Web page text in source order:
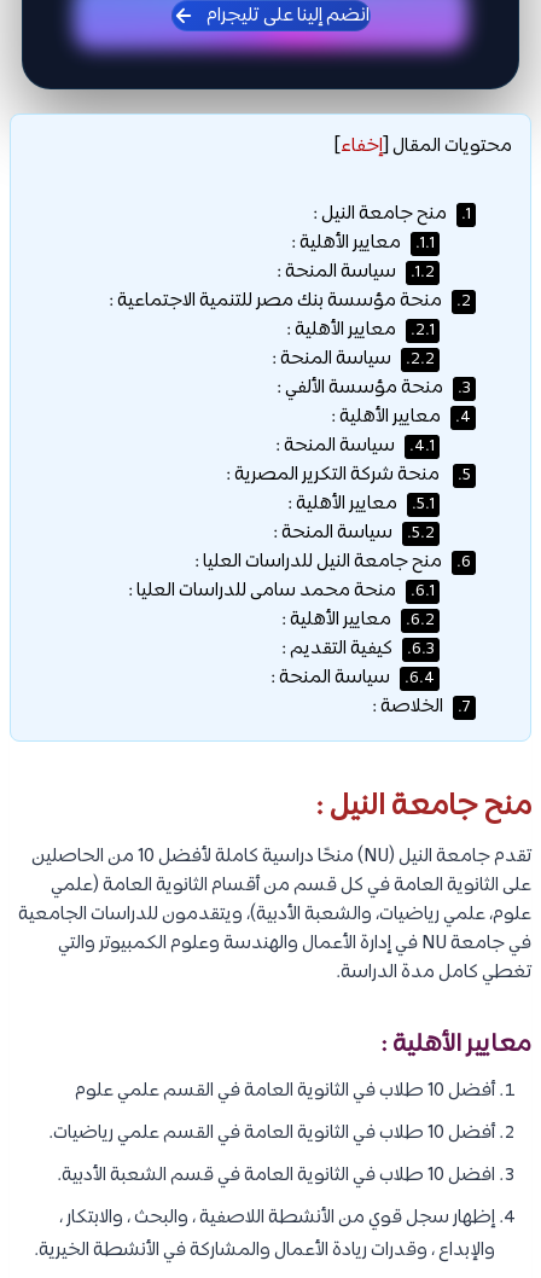
انضم إلينا على تليجرام
محتويات المقال[إخفاء]
1. منح جامعة النيل :
1.1. معايير الأهلية :
1.2. سياسة المنحة :
2. منحة مؤسسة بنك مصر للتنمية الاجتماعية :
2.1. معايير الأهلية :
2.2. سياسة المنحة :
3. منحة مؤسسة الألفي :
4. معايير الأهلية :
4.1. سياسة المنحة :
5. منحة شركة التكرير المصرية :
5.1. معايير الأهلية :
5.2. سياسة المنحة :
6. منح جامعة النيل للدراسات العليا :
6.1. منحة محمد سامى للدراسات العليا :
6.2. معايير الأهلية :
6.3. كيفية التقديم :
6.4. سياسة المنحة :
7. الخلاصة :
منح جامعة النيل :
تقدم جامعة النيل (NU) منحًا دراسية كاملة لأفضل 10 من الحاصلين
على الثانوية العامة في كل قسم من أقسام الثانوية العامة (علمي
علوم، علمي رياضيات، والشعبة الأدبية)، ويتقدمون للدراسات الجامعية
في جامعة NU في إدارة الأعمال والهندسة وعلوم الكمبيوتر والتي
تغطي كامل مدة الدراسة.
معايير الأهلية :
أفضل 10 طلاب في الثانوية العامة في القسم علمي علوم
أفضل 10 طلاب في الثانوية العامة في القسم علمي رياضيات.
افضل 10 طلاب في الثانوية العامة في قسم الشعبة الأدبية.
إظهار سجل قوي من الأنشطة اللاصفية ، والبحث ، والابتكار ،
والإبداع ، وقدرات ريادة الأعمال والمشاركة في الأنشطة الخيرية.